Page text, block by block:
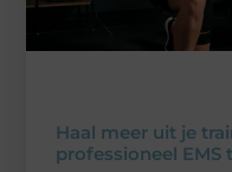
Haal meer uit je
professioneel